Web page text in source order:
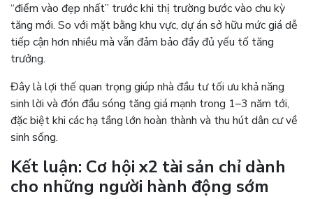
“điểm vào đẹp nhất” trước khi thị trường bước vào chu kỳ
tăng mới. So với mặt bằng khu vực, dự án sở hữu mức giá dễ
tiếp cận hơn nhiều mà vẫn đảm bảo đầy đủ yếu tố tăng
trưởng.
Đây là lợi thế quan trọng giúp nhà đầu tư tối ưu khả năng
sinh lời và đón đầu sóng tăng giá mạnh trong 1–3 năm tới,
đặc biệt khi các hạ tầng lớn hoàn thành và thu hút dân cư về
sinh sống.
Kết luận: Cơ hội x2 tài sản chỉ dành
cho những người hành động sớm